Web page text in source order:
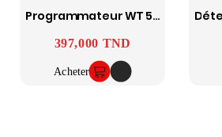
Programmateur WT 5 KARCHER
Prix
397,000 TND
Acheter